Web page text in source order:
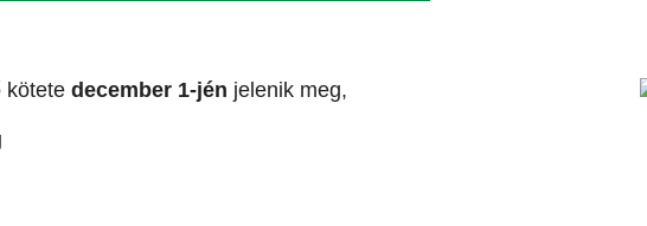
kötete december 1-jén jelenik meg,